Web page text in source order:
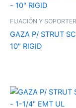
FIJACIÓN Y
GAZA P/ STRUT
10″ RIGID